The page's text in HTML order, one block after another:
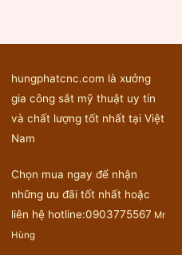
hungphatcnc.com là xưởng
gia công sắt mỹ thuật uy tín
và chất lượng tốt nhất tại Việt
Nam
Chọn mua ngay để nhận
những ưu đãi tốt nhất hoặc
liên hệ hotline:0903775567 Mr
Hùng